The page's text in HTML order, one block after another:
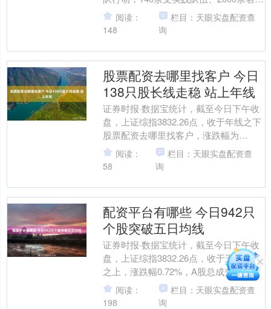
年学子奔赴基层，围绕健康服务、中医
药文....
阅读：
148
栏目：天眼实盘配资查
询
股票配资去哪里找客户 今日
138只股长线走稳 站上年线
证券时报·数据宝统计，截至今日下午收
盘，上证综指3832.26点，收于年线之下
股票配资去哪里找客户，涨跌幅为
0.72%，A股总成交额为25598.90亿元。
到目....
阅读：
58
栏目：天眼实盘配资查
询
配资平台有哪些 今日942只
个股突破五日均线
证券时报·数据宝统计，截至今日下午收
盘，上证综指3832.26点，收于五日均线
之上，涨跌幅0.72%，A股总成交额为
25598.90亿元。到目前为止，今日有
94....
阅读：
198
栏目：天眼实盘配资查
询